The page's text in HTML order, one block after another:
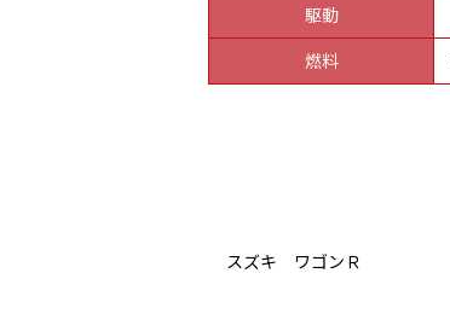
駆動
燃料
スズキ ワゴンＲ